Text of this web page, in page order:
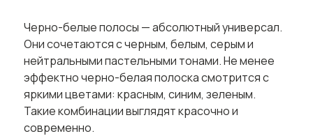
Черно-белые полосы — абсолютный универсал.
Они сочетаются с черным, белым, серым и
нейтральными пастельными тонами. Не менее
эффектно черно-белая полоска смотрится с
яркими цветами: красным, синим, зеленым.
Такие комбинации выглядят красочно и
современно.